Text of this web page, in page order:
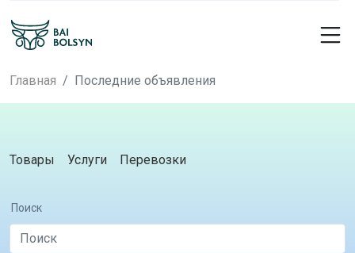
Главная Последние объявления
Товары Услуги Перевозки
Поиск